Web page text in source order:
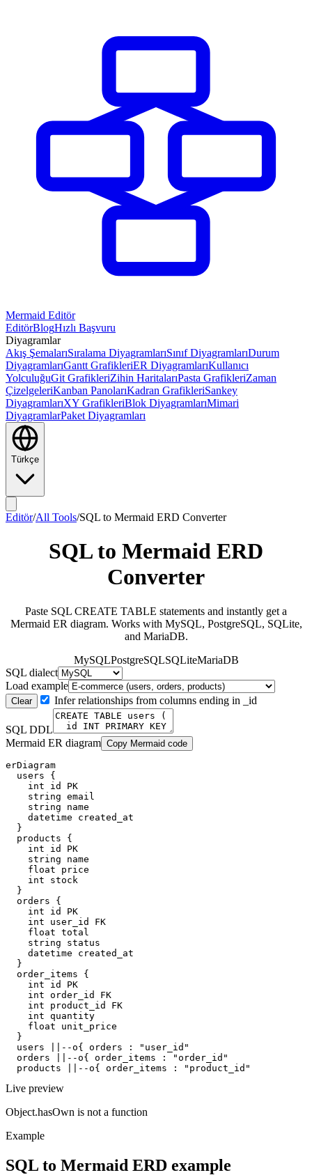
Mermaid Editör
EditörBlogHızlı Başvuru
Diyagramlar
Akış ŞemalarıSıralama DiyagramlarıSınıf DiyagramlarıDurum
DiyagramlarıGantt GrafikleriER DiyagramlarıKullanıcı
YolculuğuGit GrafikleriZihin HaritalarıPasta GrafikleriZaman
ÇizelgeleriKanban PanolarıKadran GrafikleriSankey
DiyagramlarıXY GrafikleriBlok DiyagramlarıMimari
DiyagramlarPaket Diyagramları
Türkçe
Editör/All Tools/SQL to Mermaid ERD Converter
SQL to Mermaid ERD
Converter
Paste SQL CREATE TABLE statements and instantly get a
Mermaid ER diagram. Works with MySQL, PostgreSQL, SQLite,
and MariaDB.
MySQLPostgreSQLSQLiteMariaDB
SQL dialect
Load example
Clear Infer relationships from columns ending in _id
SQL DDL
Mermaid ER diagram Copy Mermaid code
erDiagram
  users {
    int id PK
    string email
    string name
    datetime created_at
  }
  products {
    int id PK
    string name
    float price
    int stock
  }
  orders {
    int id PK
    int user_id FK
    float total
    string status
    datetime created_at
  }
  order_items {
    int id PK
    int order_id FK
    int product_id FK
    int quantity
    float unit_price
  }
  users ||--o{ orders : "user_id"
  orders ||--o{ order_items : "order_id"
  products ||--o{ order_items : "product_id"
Live preview
Object.hasOwn is not a function
Example
SQL to Mermaid ERD example